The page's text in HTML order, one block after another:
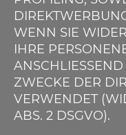
WENN SIE
IHRE
ZWECKE DER
VERWENDET
ABS. 2 DSGVO).